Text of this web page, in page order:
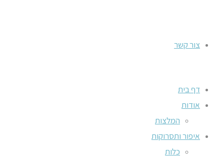
צור קשר
דף בית
אודות
המלצות
איפור ותסרוקות
כלות